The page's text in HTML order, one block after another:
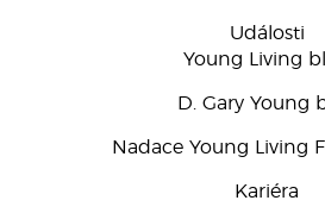
Události
Young Living
D. Gary Young
Nadace Young Living
Kariéra